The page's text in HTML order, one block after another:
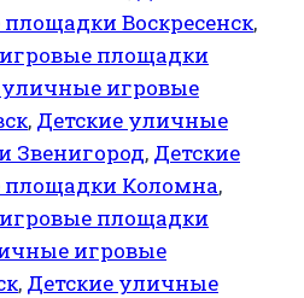
Воскресенск,
площадки
уличные игровые
, Детские уличные
Звенигород, Детские
Коломна,
площадки
игровые
, Детские уличные